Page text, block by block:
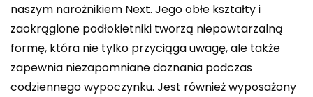
naszym narożnikiem Next. Jego obłe kształty i
zaokrąglone podłokietniki tworzą niepowtarzalną
formę, która nie tylko przyciąga uwagę, ale także
zapewnia niezapomniane doznania podczas
codziennego wypoczynku. Jest również wyposażony